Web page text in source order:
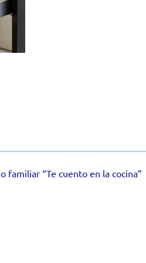
familiar “Te cuento en la cocina”